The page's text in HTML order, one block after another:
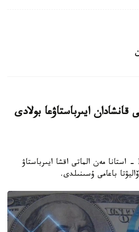
قانشادان ايىرباستاۋعا بولادى
الماتى. KAZINFORM - استانا مەن الماتى اقشا ايىرباستاۋ
باعامى ۇسىنىلدى.